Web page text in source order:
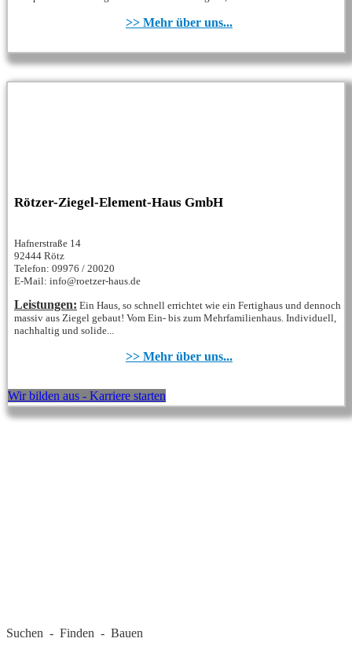
>> Mehr über uns...
Rötzer-Ziegel-Element-Haus GmbH
Hafnerstraße 14
92444 Rötz
Telefon: 09976 / 20020
E-Mail: info@roetzer-haus.de
Leistungen: Ein Haus, so schnell errichtet wie ein Fertighaus und dennoch
massiv aus Ziegel gebaut! Vom Ein- bis zum Mehrfamilienhaus. Individuell,
nachhaltig und solide...
>> Mehr über uns...
Wir bilden aus - Karriere starten
Suchen - Finden - Bauen